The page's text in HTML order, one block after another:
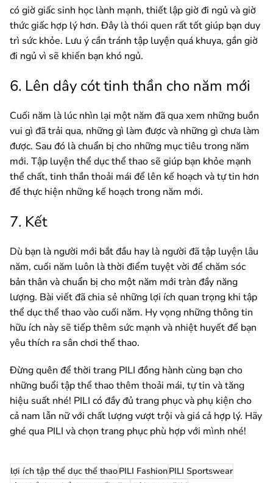
có giờ giấc sinh học lành mạnh, thiết lập giờ đi ngủ và giờ
thức giấc hợp lý hơn. Đây là thói quen rất tốt giúp bạn duy
trì sức khỏe. Lưu ý cần tránh tập luyện quá khuya, gần giờ
đi ngủ vì sẽ khiến bạn khó ngủ.
6. Lên dây cót tinh thần cho năm mới
Cuối năm là lúc nhìn lại một năm đã qua xem những buồn
vui gì đã trải qua, những gì làm được và những gì chưa làm
được. Sau đó là chuẩn bị cho những mục tiêu trong năm
mới. Tập luyện thể dục thể thao sẽ giúp bạn khỏe mạnh
thể chất, tinh thần thoải mái để lên kế hoạch và tự tin hơn
để thực hiện những kế hoạch trong năm mới.
7. Kết
Dù bạn là người mới bắt đầu hay là người đã tập luyện lâu
năm, cuối năm luôn là thời điểm tuyệt vời để chăm sóc
bản thân và chuẩn bị cho một năm mới tràn đầy năng
lượng. Bài viết đã chia sẻ những lợi ích quan trọng khi tập
thể dục thể thao vào cuối năm. Hy vọng những thông tin
hữu ích này sẽ tiếp thêm sức mạnh và nhiệt huyết để bạn
yêu thích ra sân chơi thể thao.
Đừng quên để thời trang PILI đồng hành cùng bạn cho
những buổi tập thể thao thêm thoải mái, tự tin và tăng
hiệu suất nhé! PILI có đầy đủ trang phục và phụ kiện cho
cả nam lẫn nữ với chất lượng vượt trội và giá cả hợp lý. Hãy
ghé qua PILI và chọn trang phục phù hợp với mình nhé!
lợi ích tập thể dục thể thaoPILI FashionPILI Sportswear